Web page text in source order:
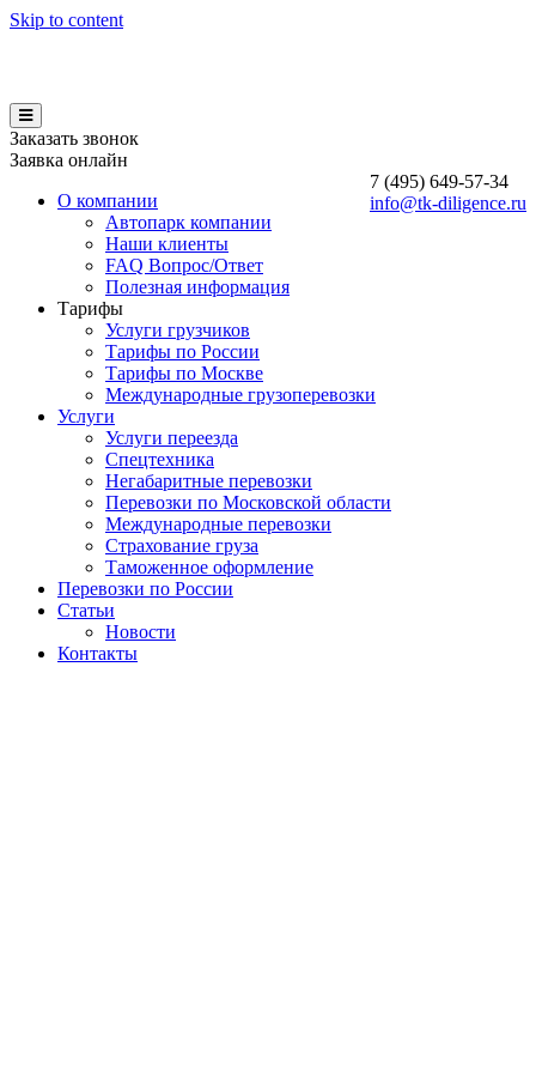
Skip to content
Заказать звонок
Заявка онлайн
7 (495) 649-57-34
info@tk-diligence.ru
О компании
Автопарк компании
Наши клиенты
FAQ Вопрос/Ответ
Полезная информация
Тарифы
Услуги грузчиков
Тарифы по России
Тарифы по Москве
Международные грузоперевозки
Услуги
Услуги переезда
Спецтехника
Негабаритные перевозки
Перевозки по Московской области
Международные перевозки
Страхование груза
Таможенное оформление
Перевозки по России
Статьи
Новости
Контакты